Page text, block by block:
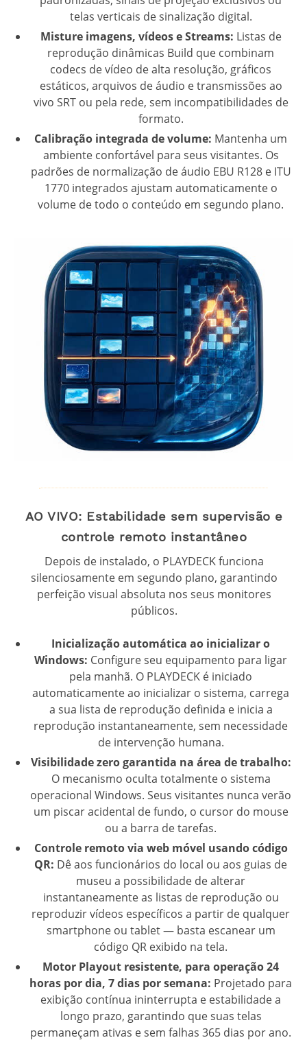
telas verticais de sinalização digital.
Misture imagens, vídeos e Streams: Listas de
reprodução dinâmicas Build que combinam
codecs de vídeo de alta resolução, gráficos
estáticos, arquivos de áudio e transmissões ao
vivo SRT ou pela rede, sem incompatibilidades de
formato.
Calibração integrada de volume: Mantenha um
ambiente confortável para seus visitantes. Os
padrões de normalização de áudio EBU R128 e ITU
1770 integrados ajustam automaticamente o
volume de todo o conteúdo em segundo plano.
AO VIVO: Estabilidade sem supervisão e
controle remoto instantâneo
Depois de instalado, o PLAYDECK funciona
silenciosamente em segundo plano, garantindo
perfeição visual absoluta nos seus monitores
públicos.
Inicialização automática ao inicializar o
Windows: Configure seu equipamento para ligar
pela manhã. O PLAYDECK é iniciado
automaticamente ao inicializar o sistema, carrega
a sua lista de reprodução definida e inicia a
reprodução instantaneamente, sem necessidade
de intervenção humana.
Visibilidade zero garantida na área de trabalho:
O mecanismo oculta totalmente o sistema
operacional Windows. Seus visitantes nunca verão
um piscar acidental de fundo, o cursor do mouse
ou a barra de tarefas.
Controle remoto via web móvel usando código
QR: Dê aos funcionários do local ou aos guias de
museu a possibilidade de alterar
instantaneamente as listas de reprodução ou
reproduzir vídeos específicos a partir de qualquer
smartphone ou tablet — basta escanear um
código QR exibido na tela.
Motor Playout resistente, para operação 24
horas por dia, 7 dias por semana: Projetado para
exibição contínua ininterrupta e estabilidade a
longo prazo, garantindo que suas telas
permaneçam ativas e sem falhas 365 dias por ano.